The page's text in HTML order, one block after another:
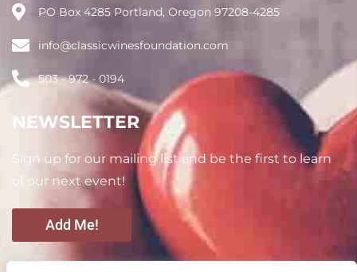
PO Box 4285 Portland, Oregon 97208-4285
info@classicwinesfoundation.com
503 - 972 - 0194
NEWSLETTER
Sign up for our mailing list and be the first to learn
of our next event!
Add Me!